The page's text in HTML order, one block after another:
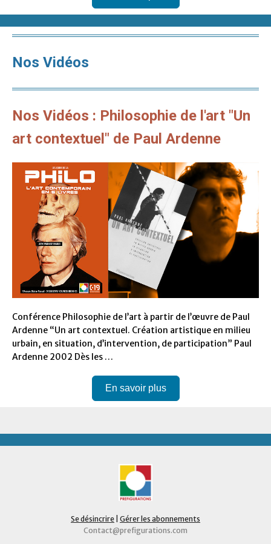
Nos Vidéos
Nos Vidéos : Philosophie de l'art "Un
art contextuel" de Paul Ardenne
Conférence Philosophie de l’art à partir de l’œuvre de Paul
Ardenne “Un art contextuel. Création artistique en milieu
urbain, en situation, d’intervention, de participation” Paul
Ardenne 2002 Dès les …
En savoir plus
Se désincrire Gérer les abonnements
Contact@prefigurations.com